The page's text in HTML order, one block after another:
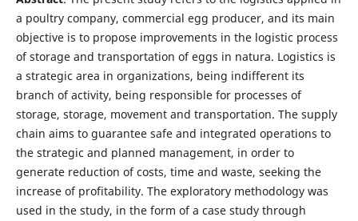
a poultry company, commercial egg producer, and its main
objective is to propose improvements in the logistic process
of storage and transportation of eggs in natura. Logistics is
a strategic area in organizations, being indifferent its
branch of activity, being responsible for processes of
storage, storage, movement and transportation. The supply
chain aims to guarantee safe and integrated operations to
the strategic and planned management, in order to
generate reduction of costs, time and waste, seeking the
increase of profitability. The exploratory methodology was
used in the study, in the form of a case study through